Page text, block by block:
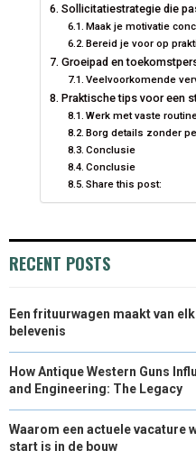
Sollicitatiestrategie die
Maak je motivatie
Bereid je voor op
Groeipad en
Veelvoorkomende
Praktische tips voor een
Werk met vaste
Borg details zonder
Conclusie
Conclusie
Share this post:
RECENT POSTS
Een frituurwagen maakt van
belevenis
How Antique Western Guns
and Engineering: The Legacy
Waarom een actuele vacature
start is in de bouw